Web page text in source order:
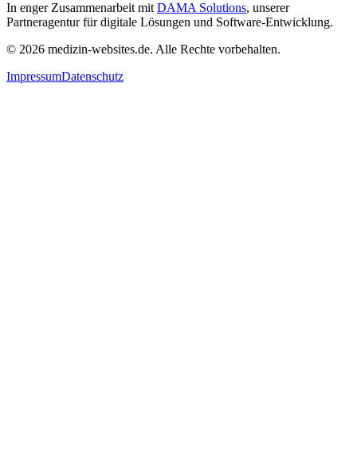
In enger Zusammenarbeit mit DAMA Solutions, unserer
Partneragentur für digitale Lösungen und Software-Entwicklung.
© 2026 medizin-websites.de. Alle Rechte vorbehalten.
ImpressumDatenschutz